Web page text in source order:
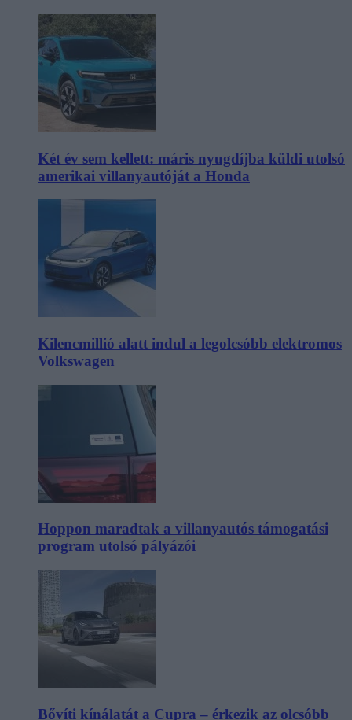
Két év sem kellett: máris nyugdíjba küldi utolsó
amerikai villanyautóját a Honda
Kilencmillió alatt indul a legolcsóbb elektromos
Volkswagen
Hoppon maradtak a villanyautós támogatási
program utolsó pályázói
Bővíti kínálatát a Cupra – érkezik az olcsóbb